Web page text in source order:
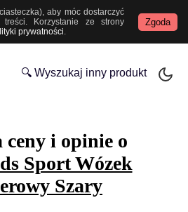
aby móc dostarczyć
Korzystanie ze strony
prywatności.
Zgoda
🔍 Wyszukaj inny produkt
i opinie o
Sport Wózek
Szary